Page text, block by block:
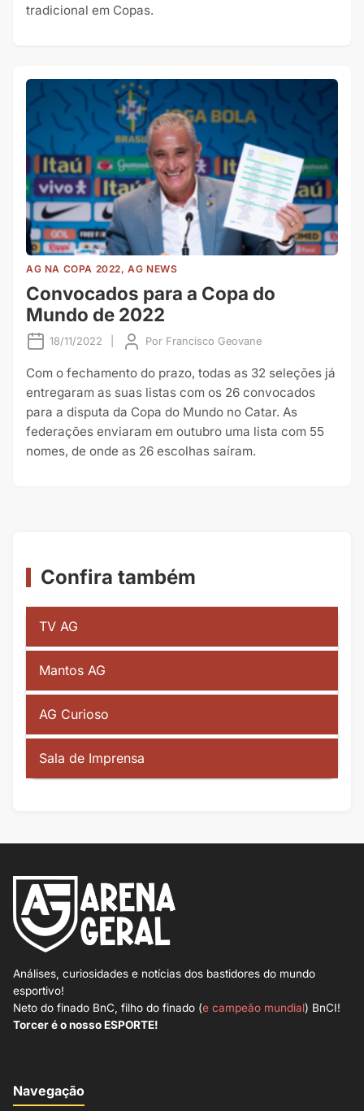
tradicional em Copas.
AG NA COPA 2022, AG NEWS
Convocados para a Copa do
Mundo de 2022
18/11/2022 Por Francisco Geovane
Com o fechamento do prazo, todas as 32 seleções já
entregaram as suas listas com os 26 convocados
para a disputa da Copa do Mundo no Catar. As
federações enviaram em outubro uma lista com 55
nomes, de onde as 26 escolhas saíram.
Confira também
TV AG
Mantos AG
AG Curioso
Sala de Imprensa
Análises, curiosidades e notícias dos bastidores do mundo
esportivo!
Neto do finado BnC, filho do finado (e campeão mundial) BnCI!
Torcer é o nosso ESPORTE!
Navegação